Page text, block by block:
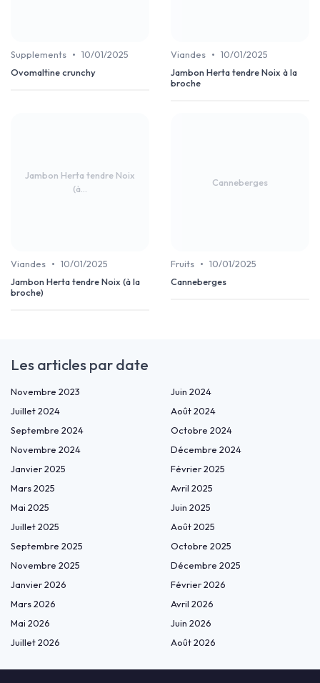
Supplements • 10/01/2025
Ovomaltine crunchy
Viandes • 10/01/2025
Jambon Herta tendre Noix à la
broche
Jambon Herta tendre Noix
(à...
Viandes • 10/01/2025
Jambon Herta tendre Noix (à la
broche)
Canneberges
Fruits • 10/01/2025
Canneberges
Les articles par date
Novembre 2023
Juin 2024
Juillet 2024
Août 2024
Septembre 2024
Octobre 2024
Novembre 2024
Décembre 2024
Janvier 2025
Février 2025
Mars 2025
Avril 2025
Mai 2025
Juin 2025
Juillet 2025
Août 2025
Septembre 2025
Octobre 2025
Novembre 2025
Décembre 2025
Janvier 2026
Février 2026
Mars 2026
Avril 2026
Mai 2026
Juin 2026
Juillet 2026
Août 2026